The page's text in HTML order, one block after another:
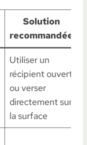
Solution
recommandée
Utiliser un
récipient ouvert
ou verser
directement sur
la surface